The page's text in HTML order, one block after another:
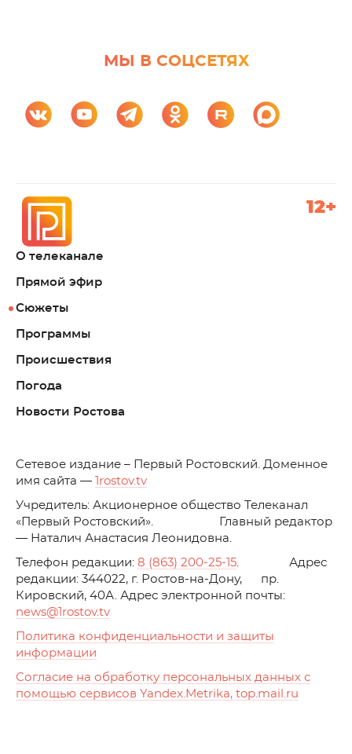
МЫ В СОЦСЕТЯХ
О телеканале
Прямой эфир
Сюжеты
Программы
Происшествия
Погода
Новости Ростова
12+
Cетевое издание – Первый Ростовский. Доменное
имя сайта —
1rostov.tv
Учредитель: Акционерное общество Телеканал
«Первый Ростовский». Главный редактор
— Наталич Анастасия Леонидовна.
Телефон редакции: 8 (863) 200-25-15. Адрес
редакции: 344022, г. Ростов-на-Дону, пр.
Кировский, 40А. Адрес электронной почты:
news@1rostov.tv
Политика конфиденциальности и защиты
информации
Согласие на обработку персональных данных с
помощью сервисов Yandex.Metrika, top.mail.ru